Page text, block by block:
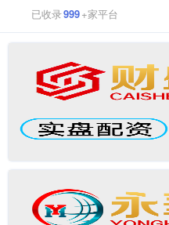
已收录999+家平台